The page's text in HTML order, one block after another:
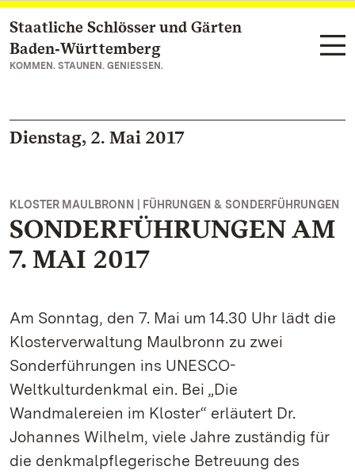
Zum Hauptinhalt springen
Staatliche Schlösser und Gärten
Baden‑Württemberg
KOMMEN. STAUNEN. GENIESSEN.
Dienstag, 2. Mai 2017
KLOSTER MAULBRONN | FÜHRUNGEN & SONDERFÜHRUNGEN
SONDERFÜHRUNGEN AM
7. MAI 2017
Am Sonntag, den 7. Mai um 14.30 Uhr lädt die
Klosterverwaltung Maulbronn zu zwei
Sonderführungen ins UNESCO-
Weltkulturdenkmal ein. Bei „Die
Wandmalereien im Kloster“ erläutert Dr.
Johannes Wilhelm, viele Jahre zuständig für
die denkmalpflegerische Betreuung des